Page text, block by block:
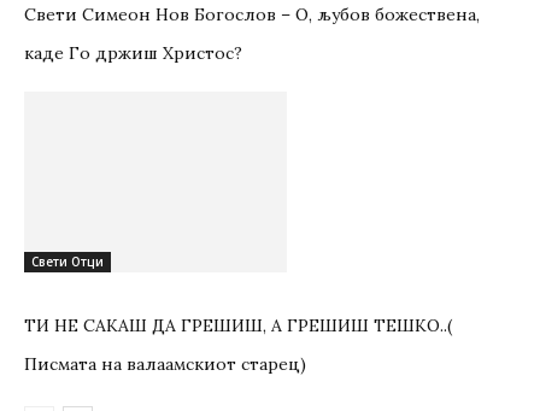
Свети Симеон Нов Богослов – О, љубов божествена,
каде Го држиш Христос?
Свети Отци
ТИ НЕ САКАШ ДА ГРЕШИШ, А ГРЕШИШ ТЕШКО..(
Писмата на валаамскиот старец)